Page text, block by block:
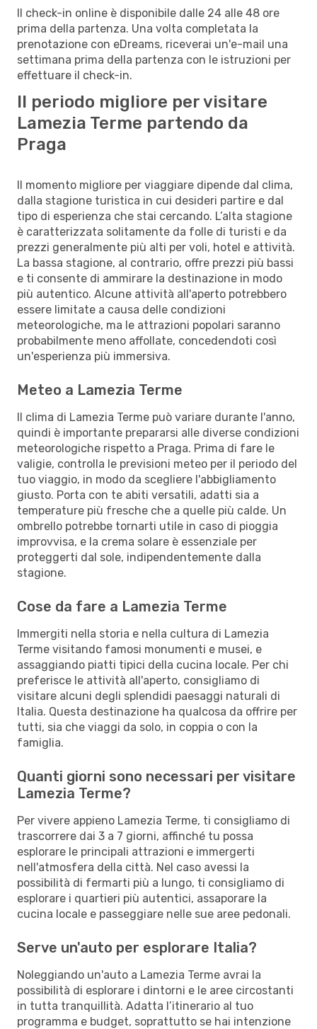
Il check-in online è disponibile dalle 24 alle 48 ore
prima della partenza. Una volta completata la
prenotazione con eDreams, riceverai un'e-mail una
settimana prima della partenza con le istruzioni per
effettuare il check-in.
Il periodo migliore per visitare
Lamezia Terme partendo da
Praga
Il momento migliore per viaggiare dipende dal clima,
dalla stagione turistica in cui desideri partire e dal
tipo di esperienza che stai cercando. L’alta stagione
è caratterizzata solitamente da folle di turisti e da
prezzi generalmente più alti per voli, hotel e attività.
La bassa stagione, al contrario, offre prezzi più bassi
e ti consente di ammirare la destinazione in modo
più autentico. Alcune attività all'aperto potrebbero
essere limitate a causa delle condizioni
meteorologiche, ma le attrazioni popolari saranno
probabilmente meno affollate, concedendoti così
un'esperienza più immersiva.
Meteo a Lamezia Terme
Il clima di Lamezia Terme può variare durante l'anno,
quindi è importante prepararsi alle diverse condizioni
meteorologiche rispetto a Praga. Prima di fare le
valigie, controlla le previsioni meteo per il periodo del
tuo viaggio, in modo da scegliere l'abbigliamento
giusto. Porta con te abiti versatili, adatti sia a
temperature più fresche che a quelle più calde. Un
ombrello potrebbe tornarti utile in caso di pioggia
improvvisa, e la crema solare è essenziale per
proteggerti dal sole, indipendentemente dalla
stagione.
Cose da fare a Lamezia Terme
Immergiti nella storia e nella cultura di Lamezia
Terme visitando famosi monumenti e musei, e
assaggiando piatti tipici della cucina locale. Per chi
preferisce le attività all'aperto, consigliamo di
visitare alcuni degli splendidi paesaggi naturali di
Italia. Questa destinazione ha qualcosa da offrire per
tutti, sia che viaggi da solo, in coppia o con la
famiglia.
Quanti giorni sono necessari per visitare
Lamezia Terme?
Per vivere appieno Lamezia Terme, ti consigliamo di
trascorrere dai 3 a 7 giorni, affinché tu possa
esplorare le principali attrazioni e immergerti
nell'atmosfera della città. Nel caso avessi la
possibilità di fermarti più a lungo, ti consigliamo di
esplorare i quartieri più autentici, assaporare la
cucina locale e passeggiare nelle sue aree pedonali.
Serve un'auto per esplorare Italia?
Noleggiando un'auto a Lamezia Terme avrai la
possibilità di esplorare i dintorni e le aree circostanti
in tutta tranquillità. Adatta l’itinerario al tuo
programma e budget, soprattutto se hai intenzione